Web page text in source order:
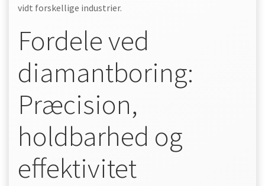
vidt forskellige industrier.
Fordele ved
diamantboring:
Præcision,
holdbarhed og
effektivitet